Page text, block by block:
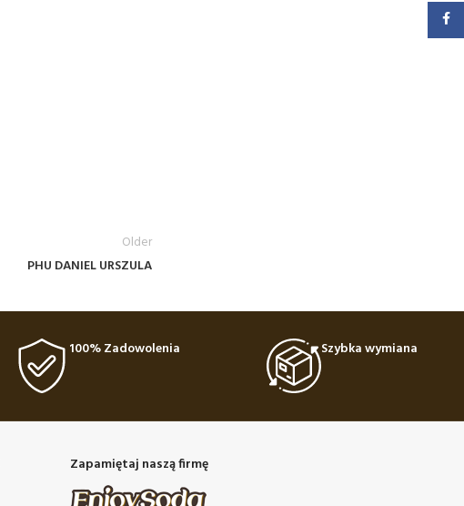
Older
PHU DANIEL URSZULA
100% Zadowolenia Szybka wymiana
Zapamiętaj naszą firmę